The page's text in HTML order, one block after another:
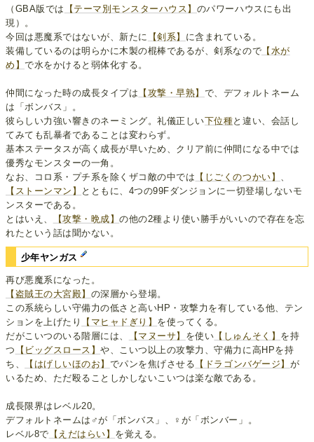
（GBA版では
【テーマ別モンスターハウス】 のパワーハウスにも出
現）。
今回は悪魔系ではないが、新たに
【剣系】 に含まれている。
装備しているのは明らかに木製の棍棒であるが、剣系なので 【水が
め】で水をかけると弱体化する。
仲間になった時の成長タイプは 【攻撃・早熟】 で、デフォルトネーム
は「ボンバス」。
彼らしい力強い響きのネーミング。礼儀正しい下位種と違い、会話し
てみても乱暴者であることは変わらず。
基本ステータスが高く成長が早いため、クリア前に仲間になる中では
優秀なモンスターの一角。
なお、コロ系・プチ系を除くザコ敵の中では 【じごくのつかい】 、
【ストーンマン】
とともに、4つの99Fダンジョンに一切登場しないモ
ンスターである。
とはいえ、
【攻撃・晩成】の他の2種より使い勝手がいいので存在を忘
れたという話は聞かない。
少年ヤンガス
再び悪魔系になった。
【盗賊王の大宮殿】 の深層から登場。
この系統らしい守備力の低さと高いHP・攻撃力を有している他、テン
ションを上げたり
【マヒャドぎり】 を使ってくる。
だがこいつのいる階層には、
【マヌーサ】 を使い 【しゅんそく】 を持
つ
【ビッグスロース】や、こいつ以上の攻撃力、守備力に高HPを持
ち、
【はげしいほのお】 でパンを焦げさせる 【ドラゴンバゲージ】 が
いるため、ただ殴ることしかしないこいつは楽な敵である。
成長限界はレベル20。
デフォルトネームは♂が「ボンバス」、♀が「ボンバー」。
レベル8で 【えだはらい】 を覚える。